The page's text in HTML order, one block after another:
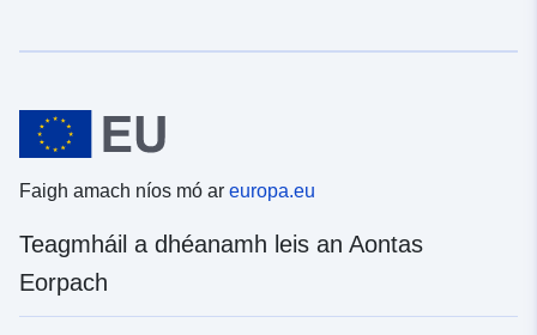
Faigh amach níos mó ar europa.eu
Teagmháil a dhéanamh leis an Aontas
Eorpach